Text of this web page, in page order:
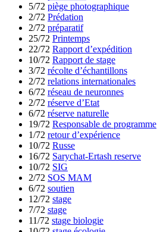
5/72 piège photographique
2/72 Prédation
2/72 préparatif
25/72 Printemps
22/72 Rapport d’expédition
10/72 Rapport de stage
3/72 récolte d’échantillons
2/72 relations internationales
6/72 réseau de neuronnes
2/72 réserve d’Etat
6/72 réserve naturelle
19/72 Responsable de programme
1/72 retour d’expérience
10/72 Russe
16/72 Sarychat-Ertash reserve
10/72 SIG
2/72 SOS MAM
6/72 soutien
12/72 stage
7/72 stage
11/72 stage biologie